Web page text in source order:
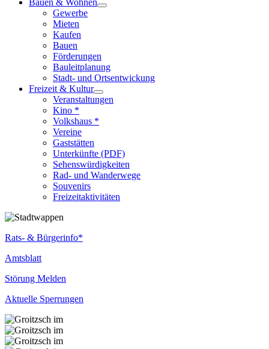
Bauen & Wohnen
Gewerbe
Mieten
Kaufen
Bauen
Förderungen
Bauleitplanung
Stadt- und Ortsentwickung
Freizeit & Kultur
Veranstaltungen
Kino *
Volkshaus *
Vereine
Gaststätten
Unterkünfte (PDF)
Sehenswürdigkeiten
Rad- und Wanderwege
Souvenirs
Freizeitaktivitäten
Rats- & Bürgerinfo*
Amtsblatt
Störung Melden
Aktuelle Sperrungen